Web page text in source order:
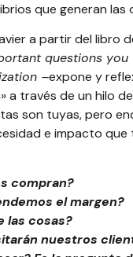
que generan las
a partir del libro
questions you
–expone y
a través de un hilo
son tuyas, pero
e impacto que
compran?
el margen?
las cosas?
nuestros